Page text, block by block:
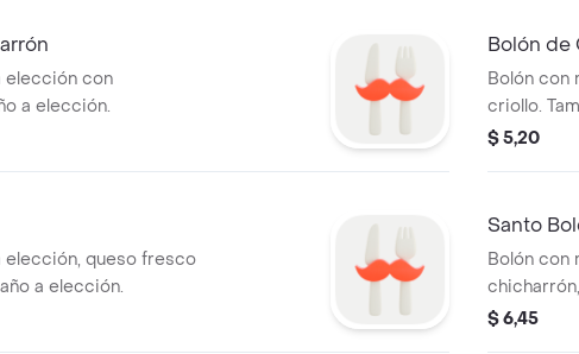
elección con
a elección.
Bolón de
Bolón con
criollo.
$ 5,20
elección, queso fresco
a elección.
Santo
Bolón con
queso.
$ 6,45